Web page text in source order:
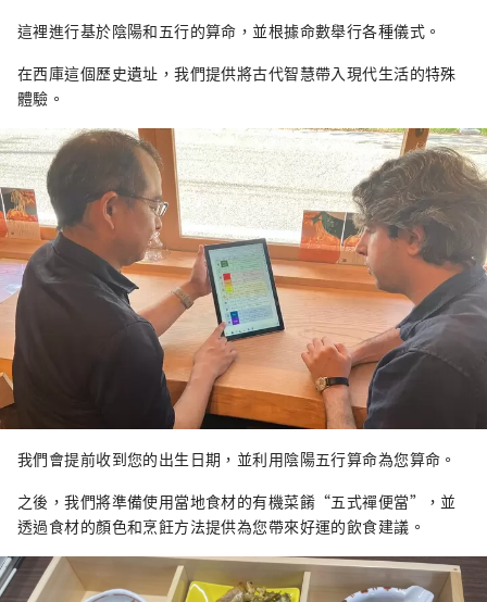
這裡進行基於陰陽和五行的算命，並根據命數舉行各種儀式。
在西庫這個歷史遺址，我們提供將古代智慧帶入現代生活的特殊
體驗。
我們會提前收到您的出生日期，並利用陰陽五行算命為您算命。
之後，我們將準備使用當地食材的有機菜餚“五式禪便當”，並
透過食材的顏色和烹飪方法提供為您帶來好運的飲食建議。